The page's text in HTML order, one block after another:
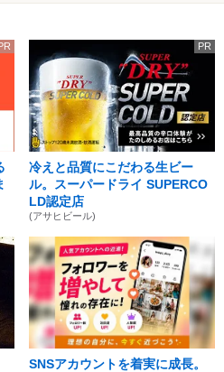
PR PR
冷えと品質にこだわる生ビー
ル。スーパードライ SUPERCO
LD認定店
(アサヒビール)
SNSアカウントを着実に成長。